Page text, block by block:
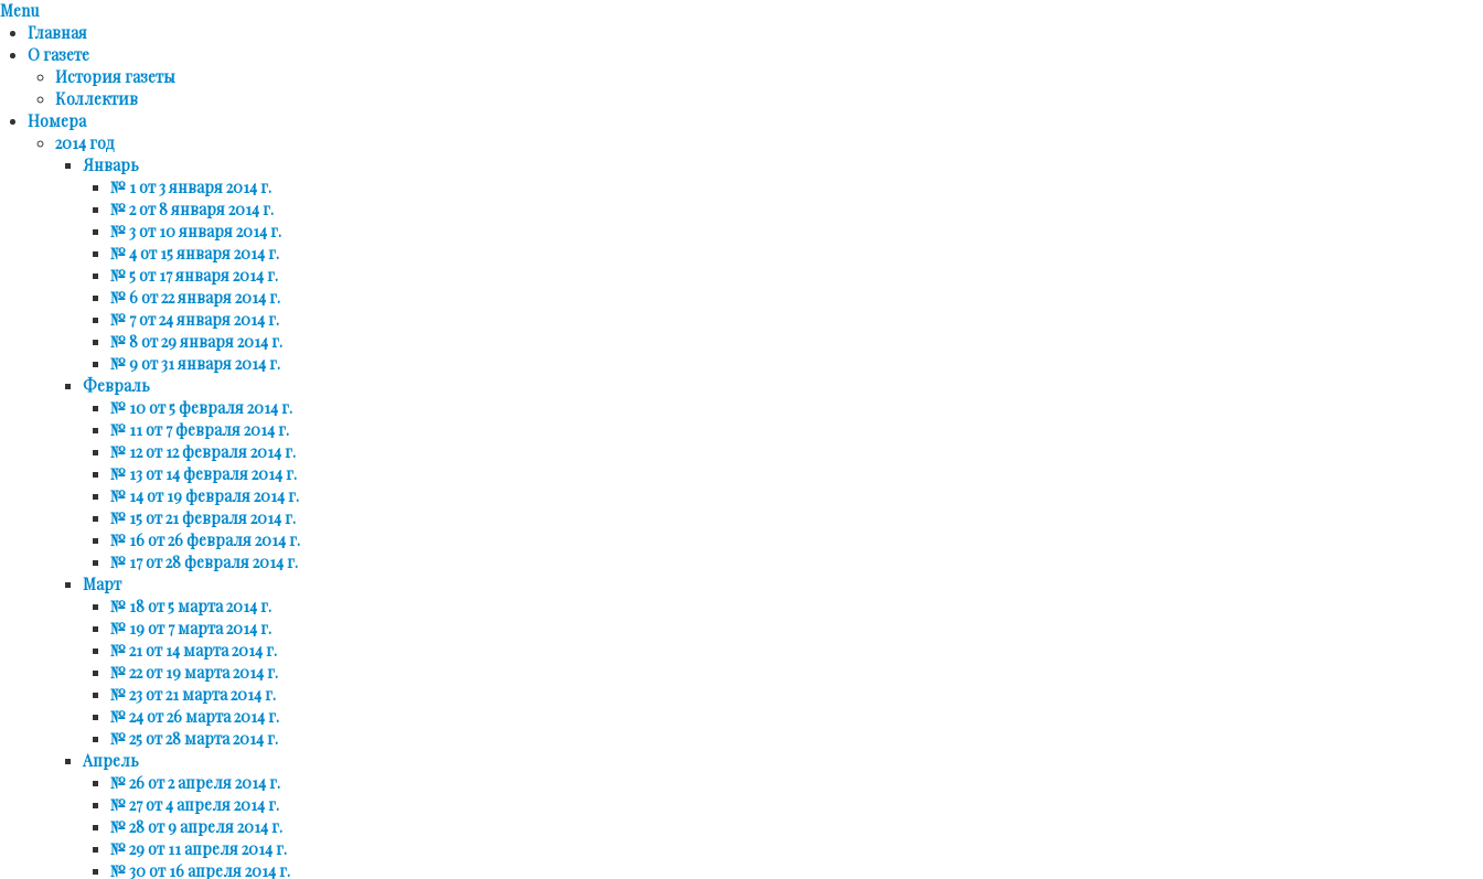
Menu
Главная
О газете
История газеты
Коллектив
Номера
2014 год
Январь
№ 1 от 3 января 2014 г.
№ 2 от 8 января 2014 г.
№ 3 от 10 января 2014 г.
№ 4 от 15 января 2014 г.
№ 5 от 17 января 2014 г.
№ 6 от 22 января 2014 г.
№ 7 от 24 января 2014 г.
№ 8 от 29 января 2014 г.
№ 9 от 31 января 2014 г.
Февраль
№ 10 от 5 февраля 2014 г.
№ 11 от 7 февраля 2014 г.
№ 12 от 12 февраля 2014 г.
№ 13 от 14 февраля 2014 г.
№ 14 от 19 февраля 2014 г.
№ 15 от 21 февраля 2014 г.
№ 16 от 26 февраля 2014 г.
№ 17 от 28 февраля 2014 г.
Март
№ 18 от 5 марта 2014 г.
№ 19 от 7 марта 2014 г.
№ 21 от 14 марта 2014 г.
№ 22 от 19 марта 2014 г.
№ 23 от 21 марта 2014 г.
№ 24 от 26 марта 2014 г.
№ 25 от 28 марта 2014 г.
Апрель
№ 26 от 2 апреля 2014 г.
№ 27 от 4 апреля 2014 г.
№ 28 от 9 апреля 2014 г.
№ 29 от 11 апреля 2014 г.
№ 30 от 16 апреля 2014 г.